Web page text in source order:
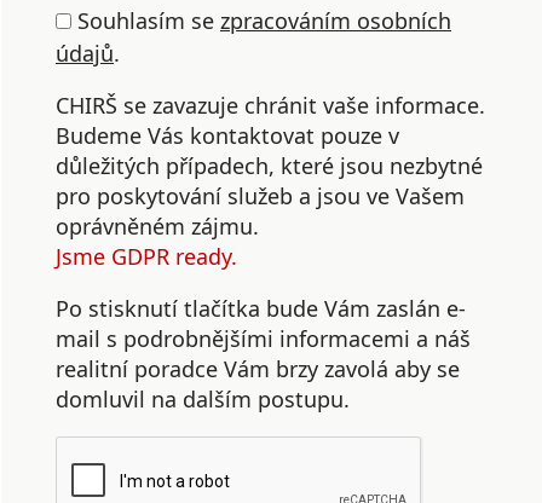
Souhlasím se zpracováním osobních
údajů.
CHIRŠ se zavazuje chránit vaše informace.
Budeme Vás kontaktovat pouze v
důležitých případech, které jsou nezbytné
pro poskytování služeb a jsou ve Vašem
oprávněném zájmu.
Jsme GDPR ready.
Po stisknutí tlačítka bude Vám zaslán e-
mail s podrobnějšími informacemi a náš
realitní poradce Vám brzy zavolá aby se
domluvil na dalším postupu.